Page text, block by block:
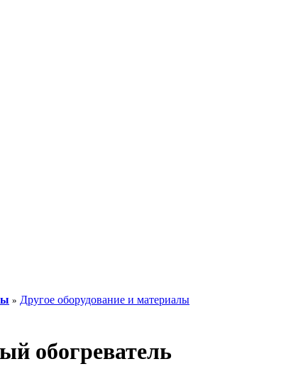
» Другое оборудование и материалы
обогреватель